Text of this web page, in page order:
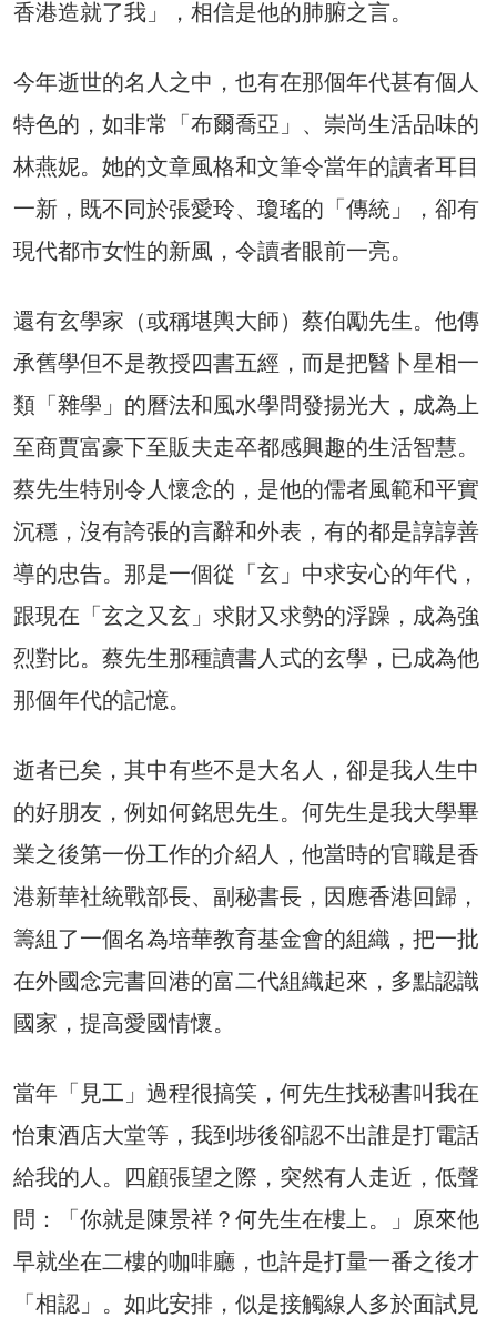
香港造就了我」，相信是他的肺腑之言。
今年逝世的名人之中，也有在那個年代甚有個人
特色的，如非常「布爾喬亞」、崇尚生活品味的
林燕妮。她的文章風格和文筆令當年的讀者耳目
一新，既不同於張愛玲、瓊瑤的「傳統」，卻有
現代都市女性的新風，令讀者眼前一亮。
還有玄學家（或稱堪輿大師）蔡伯勵先生。他傳
承舊學但不是教授四書五經，而是把醫卜星相一
類「雜學」的曆法和風水學問發揚光大，成為上
至商賈富豪下至販夫走卒都感興趣的生活智慧。
蔡先生特別令人懷念的，是他的儒者風範和平實
沉穩，沒有誇張的言辭和外表，有的都是諄諄善
導的忠告。那是一個從「玄」中求安心的年代，
跟現在「玄之又玄」求財又求勢的浮躁，成為強
烈對比。蔡先生那種讀書人式的玄學，已成為他
那個年代的記憶。
逝者已矣，其中有些不是大名人，卻是我人生中
的好朋友，例如何銘思先生。何先生是我大學畢
業之後第一份工作的介紹人，他當時的官職是香
港新華社統戰部長、副秘書長，因應香港回歸，
籌組了一個名為培華教育基金會的組織，把一批
在外國念完書回港的富二代組織起來，多點認識
國家，提高愛國情懷。
當年「見工」過程很搞笑，何先生找秘書叫我在
怡東酒店大堂等，我到埗後卻認不出誰是打電話
給我的人。四顧張望之際，突然有人走近，低聲
問：「你就是陳景祥？何先生在樓上。」原來他
早就坐在二樓的咖啡廳，也許是打量一番之後才
「相認」。如此安排，似是接觸線人多於面試見